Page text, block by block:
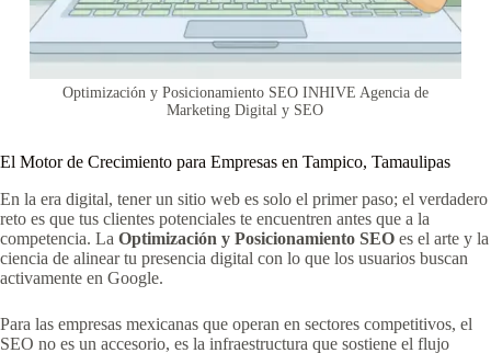
Optimización y Posicionamiento SEO INHIVE Agencia de
Marketing Digital y SEO
El Motor de Crecimiento para Empresas en Tampico, Tamaulipas
En la era digital, tener un sitio web es solo el primer paso; el verdadero
reto es que tus clientes potenciales te encuentren antes que a la
competencia. La Optimización y Posicionamiento SEO es el arte y la
ciencia de alinear tu presencia digital con lo que los usuarios buscan
activamente en Google.
Para las empresas mexicanas que operan en sectores competitivos, el
SEO no es un accesorio, es la infraestructura que sostiene el flujo